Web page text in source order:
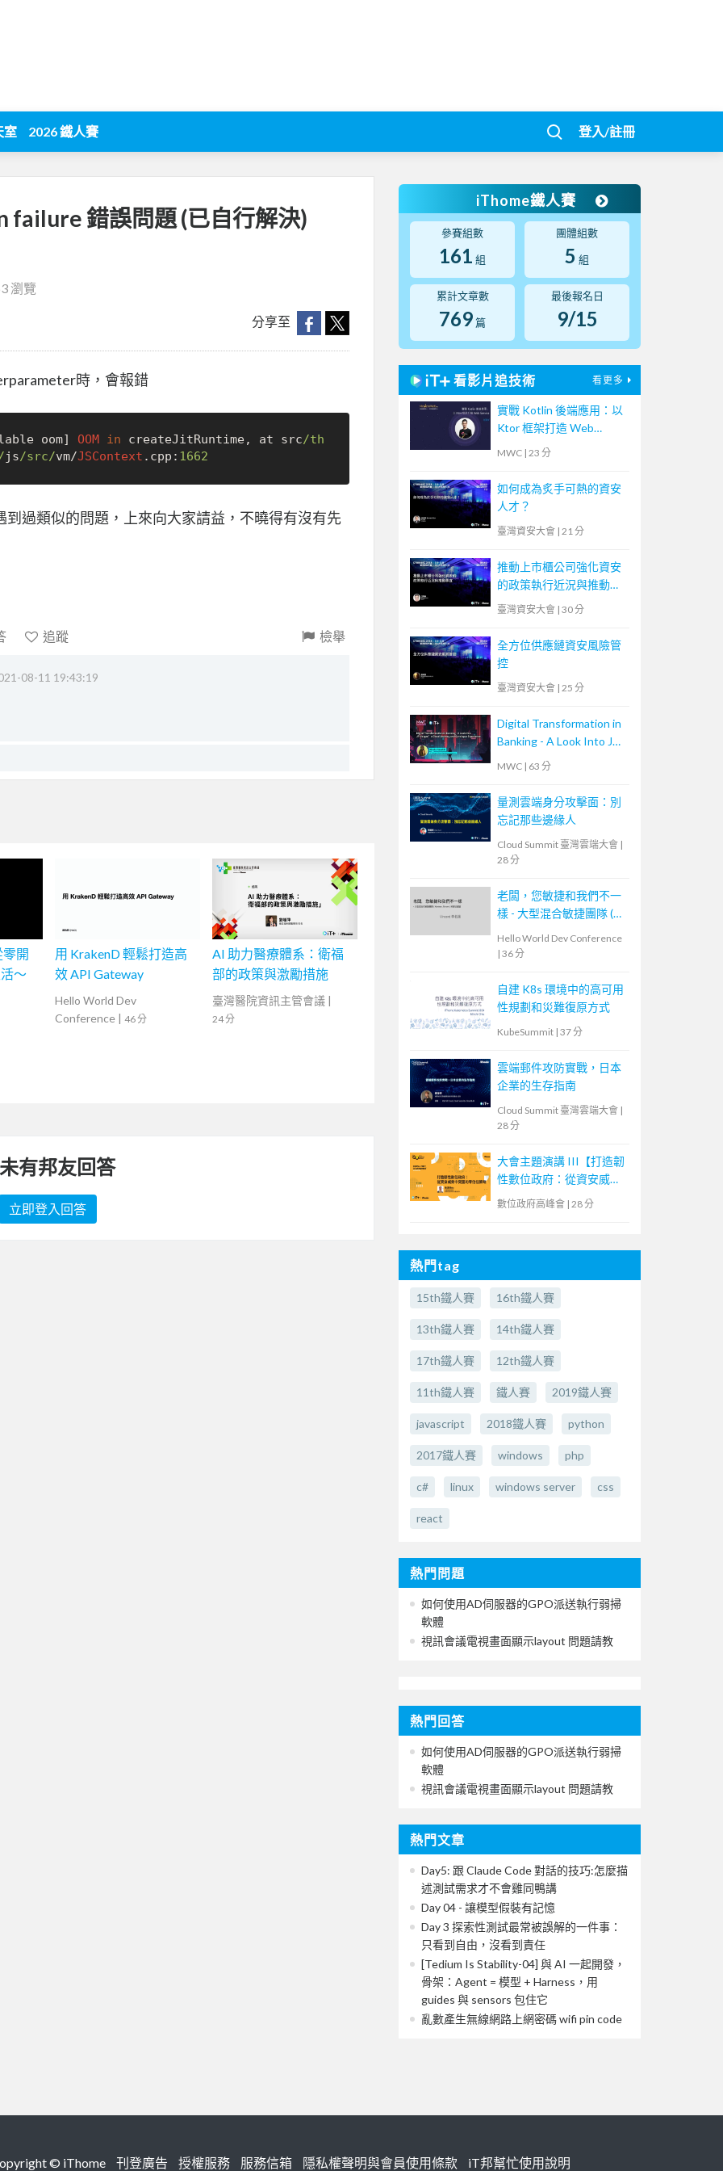
室 2026 鐵人賽 登入/註冊
failure 錯誤問題 (已自行解決)
瀏覽
分享至
時，會報錯
oom] OOM in createJitRuntime, at src/th
js/src/vm/JSContext .cpp: 1662
過類似的問題，上來向大家請益，不曉得有沒有先
追蹤 檢舉
08-11 19:43:19
零開
～
用 KrakenD 輕鬆打造高
效 API Gateway
Hello World Dev
Conference | 46 分
AI 助力醫療體系：衛福
部的政策與激勵措施
臺灣醫院資訊主管會議 |
24 分
有邦友回答
立即登入回答
iThome鐵人賽
參賽組數
161 組
團體組數
5 組
累計文章數
769 篇
最後報名日
9/15
看影片追技術 看更多
實戰 Kotlin 後端應用：以
Ktor 框架打造 Web
MWC | 23 分
如何成為炙手可熱的資安
人才？
臺灣資安大會 | 21 分
推動上市櫃公司強化資安
的政策執行近況與推動事
宜
臺灣資安大會 | 30 分
全方位供應鏈資安風險管
控
臺灣資安大會 | 25 分
Digital Transformation in
Banking - A Look Into JP
Morgan’s Cloud Journey
Experience
MWC | 63 分
量測雲端身分攻擊面：別
忘記那些邊緣人
Cloud Summit 臺灣雲端大會 |
28 分
老闆，您敏捷和我們不一
樣 - 大型混合敏捷團隊 (
驗
Hello World Dev Conference
| 36 分
自建 K8s 環境中的高可用
性規劃和災難復原方式
KubeSummit | 37 分
雲端郵件攻防實戰，日本
企業的生存指南
Cloud Summit 臺灣雲端大會 |
28 分
大會主題演講 III【打造韌
性數位政府：從資安威脅
中突圍的零信任策略】
數位政府高峰會 | 28 分
熱門tag
15th鐵人賽 16th鐵人賽
13th鐵人賽 14th鐵人賽
17th鐵人賽 12th鐵人賽
11th鐵人賽 鐵人賽 2019鐵人賽
javascript 2018鐵人賽 python
2017鐵人賽 windows php
c# linux windows server css
react
熱門問題
如何使用AD伺服器的GPO派送執行弱掃
軟體
視訊會議電視畫面顯示layout 問題請教
熱門回答
如何使用AD伺服器的GPO派送執行弱掃
軟體
視訊會議電視畫面顯示layout 問題請教
熱門文章
Day5: 跟 Claude Code 對話的技巧:怎麼描
述測試需求才不會雞同鴨講
Day 04 - 讓模型假裝有記憶
Day 3 探索性測試最常被誤解的一件事：
只看到自由，沒看到責任
[Tedium Is Stability-04] 與 AI 一起開發，
骨架：Agent = 模型 + Harness，用
guides 與 sensors 包住它
亂數產生無線網路上網密碼 wifi pin code
© iThome 刊登廣告 授權服務 服務信箱 隱私權聲明與會員使用條款 iT邦幫忙使用說明